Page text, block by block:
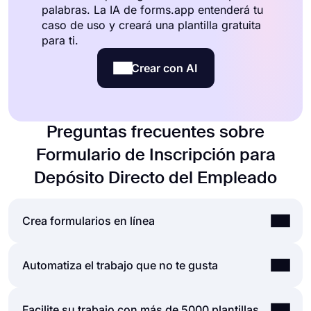
palabras. La IA de forms.app entenderá tu
caso de uso y creará una plantilla gratuita
para ti.
Crear con AI
Preguntas frecuentes sobre
Formulario de Inscripción para
Depósito Directo del Empleado
Crea formularios en línea
Al utilizar la sencilla y extensa interfaz de usuario
Automatiza el trabajo que no te gusta